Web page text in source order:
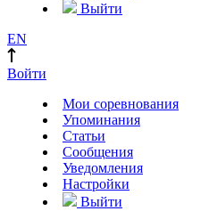
Выйти
EN
Войти
Мои соревнования
Упоминания
Статьи
Сообщения
Уведомления
Настройки
Выйти